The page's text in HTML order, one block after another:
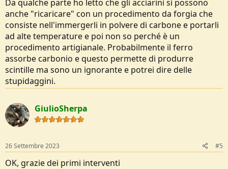
Ma, l'indole di "acquirente deluso" e la mia naturale propensione a
"scancherare" con gli oggetti mi porta a porre a Voi il quesito: si può
fare qualcosa?
Posto che siano del metallo giusto, c'è qualche procedimento
"casalingo" che posso porre in atto?
Grazie.
Da qualche parte ho letto che gli acciarini si possono
anche "ricaricare" con un procedimento da forgia che
consiste nell'immergerli in polvere di carbone e portarli
ad alte temperature e poi non so perché è un
procedimento artigianale. Probabilmente il ferro
assorbe carbonio e questo permette di produrre
scintille ma sono un ignorante e potrei dire delle
stupidaggini.
GiulioSherpa
26 Settembre 2023 #5
OK, grazie dei primi interventi